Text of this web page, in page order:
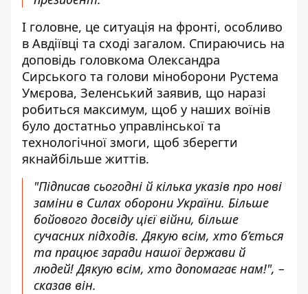
І головне, це ситуація на фронті, особливо
в Авдіївці та сході загалом. Спираючись на
доповідь головкома Олександра
Сирського та голови міноборони Рустема
Умєрова, Зеленський заявив, що наразі
робиться максимум, щоб у наших воїнів
було достатньо управлінської та
технологічної змоги, щоб зберегти
якнайбільше життів.
"Підписав сьогодні й кілька указів про нові
заміни в Силах оборони України. Більше
бойового досвіду цієї війни, більше
сучасних підходів. Дякую всім, хто б’ється
та працює заради нашої держави й
людей! Дякую всім, хто допомагає нам!", –
сказав він.